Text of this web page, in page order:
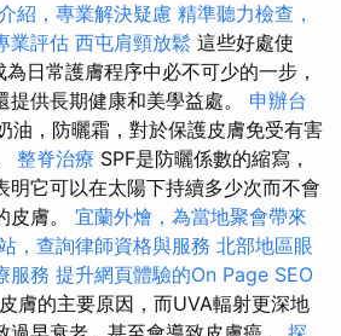
紹，專業解決疑慮 精準聽力檢查，
業評估 西屯肩頸放鬆 這些好處使
日常護膚程序中必不可少的一步，
供長期健康和美學益處。 申辦台
油，防曬霜，對於保護皮膚免受有害
整脊治療 SPF是防曬係數的縮寫，
明它可以在太陽下持續多少次而不會
皮膚。 宜蘭外燴，為當地聚會帶來
，查詢律師資格與服務 北部地區眼
服務 提升網頁體驗的On Page SEO
膚的主要原因，而UVA輻射更深地